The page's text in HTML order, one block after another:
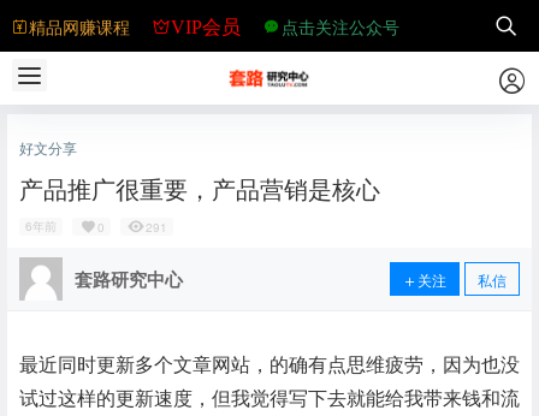
精品网赚课程 VIP会员 点击关注公众号
好文分享
产品推广很重要，产品营销是核心
6年前 0 291
套路研究中心 关注 私信
最近同时更新多个文章网站，的确有点思维疲劳，因为也没
试过这样的更新速度，但我觉得写下去就能给我带来钱和流